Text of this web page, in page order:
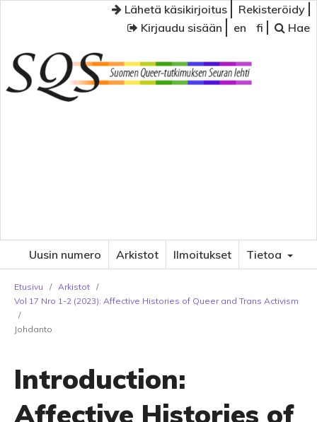
Lähetä käsikirjoitus
Rekisteröidy
Kirjaudu sisään
en fi Hae
Uusin numero Arkistot Ilmoitukset Tietoa
Etusivu / Arkistot /
Vol 17 Nro 1-2 (2023): Affective Histories of Queer and Trans Activism
/
Johdanto
Introduction:
Affective Histories of